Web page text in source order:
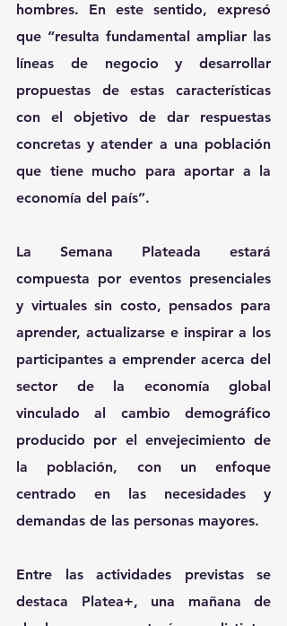
hombres. En este sentido, expresó
que “resulta fundamental ampliar las
líneas de negocio y desarrollar
propuestas de estas características
con el objetivo de dar respuestas
concretas y atender a una población
que tiene mucho para aportar a la
economía del país”.
La Semana Plateada estará
compuesta por eventos presenciales
y virtuales sin costo, pensados para
aprender, actualizarse e inspirar a los
participantes a emprender acerca del
sector de la economía global
vinculado al cambio demográfico
producido por el envejecimiento de
la población, con un enfoque
centrado en las necesidades y
demandas de las personas mayores.
Entre las actividades previstas se
destaca Platea+, una mañana de